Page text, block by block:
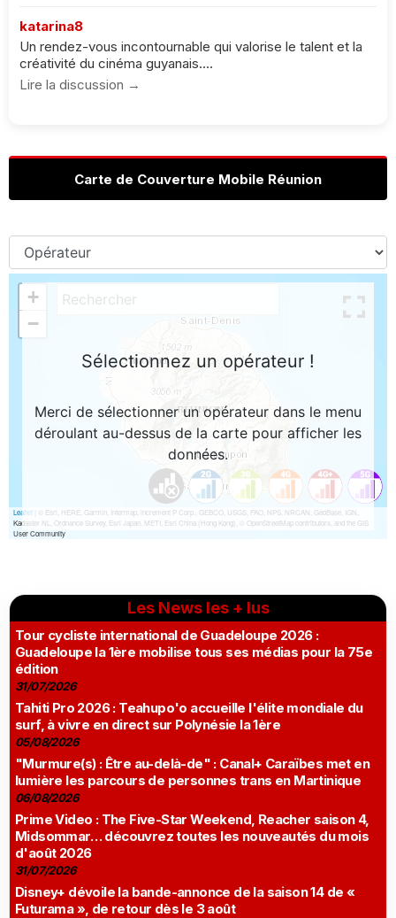
katarina8
Un rendez-vous incontournable qui valorise le talent et la
créativité du cinéma guyanais....
Lire la discussion →
Carte de Couverture Mobile Réunion
Les News les + lus
Tour cycliste international de Guadeloupe 2026 :
Guadeloupe la 1ère mobilise tous ses médias pour la 75e
édition
31/07/2026
Tahiti Pro 2026 : Teahupo'o accueille l'élite mondiale du
surf, à vivre en direct sur Polynésie la 1ère
05/08/2026
"Murmure(s) : Être au-delà-de" : Canal+ Caraïbes met en
lumière les parcours de personnes trans en Martinique
06/08/2026
Prime Video : The Five-Star Weekend, Reacher saison 4,
Midsommar… découvrez toutes les nouveautés du mois
d'août 2026
31/07/2026
Disney+ dévoile la bande-annonce de la saison 14 de «
Futurama », de retour dès le 3 août